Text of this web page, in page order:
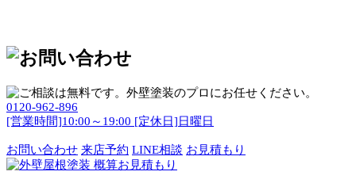
0120-962-896
[営業時間]10:00～19:00 [定休日]日曜日
お問い合わせ 来店予約 LINE相談 お見積もり